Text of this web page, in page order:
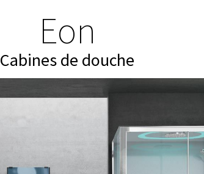
Eon
Cabines de douche